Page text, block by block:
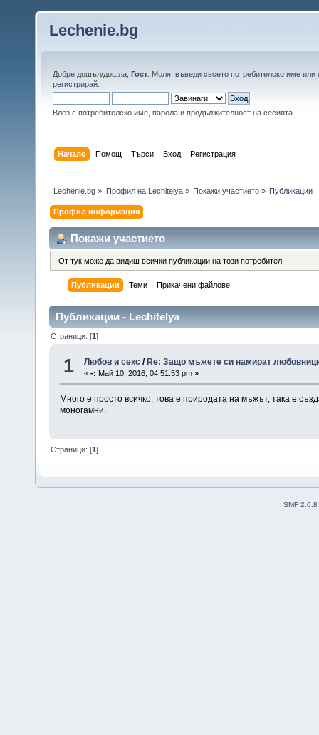
Lechenie.bg
Добре дошъл/дошла, Гост . Моля, въведи своето потребителско име или
регистрирай
Влез с потребителско име, парола и продължителност на сесията
Начало Помощ Търси Вход Регистрация
Lechenie.bg » Профил на Lechitelya» Покажи участието» Публикации
Профил информация
Покажи участието
От тук може да видиш всички публикации на този потребител.
Публикации Теми Прикачени файлове
Публикации - Lechitelya
Страници: [1]
1 Любов и секс / Re: Защо мъжете си намират
«-: Май 10, 2016, 04:51:53 pm »
Много е просто всичко, това е природата на мъжът, така е
моногамни.
Страници: [1]
SMF 2.0.8